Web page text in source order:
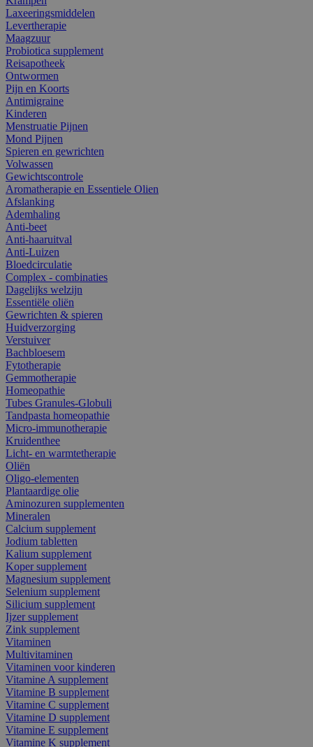
Laxeeringsmiddelen
Levertherapie
Maagzuur
Probiotica supplement
Reisapotheek
Ontwormen
Pijn en Koorts
Antimigraine
Kinderen
Menstruatie Pijnen
Mond Pijnen
Spieren en gewrichten
Volwassen
Gewichtscontrole
Aromatherapie en Essentiele Olien
Afslanking
Ademhaling
Anti-beet
Anti-haaruitval
Anti-Luizen
Bloedcirculatie
Complex - combinaties
Dagelijks welzijn
Essentiële oliën
Gewrichten & spieren
Huidverzorging
Verstuiver
Bachbloesem
Fytotherapie
Gemmotherapie
Homeopathie
Tubes Granules-Globuli
Tandpasta homeopathie
Micro-immunotherapie
Kruidenthee
Licht- en warmtetherapie
Oliën
Oligo-elementen
Plantaardige olie
Aminozuren supplementen
Mineralen
Calcium supplement
Jodium tabletten
Kalium supplement
Koper supplement
Magnesium supplement
Selenium supplement
Silicium supplement
Ijzer supplement
Zink supplement
Vitaminen
Multivitaminen
Vitaminen voor kinderen
Vitamine A supplement
Vitamine B supplement
Vitamine C supplement
Vitamine D supplement
Vitamine E supplement
Vitamine K supplement